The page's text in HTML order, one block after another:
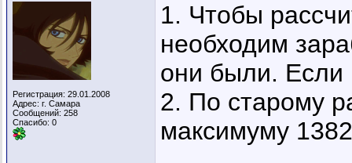
Регистрация: 29.01.2008
Адрес: г. Самара
Сообщений: 258
Спасибо: 0
1. Чтобы
необходим
они были. Если
2. По старому
максимуму